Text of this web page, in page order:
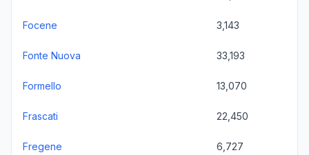
Focene 3,143
Fonte Nuova 33,193
Formello 13,070
Frascati 22,450
Fregene 6,727